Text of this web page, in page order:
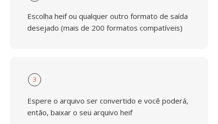
Escolha heif ou qualquer outro formato de saída
desejado (mais de 200 formatos compatíveis)
3
Espere o arquivo ser convertido e você poderá,
então, baixar o seu arquivo heif